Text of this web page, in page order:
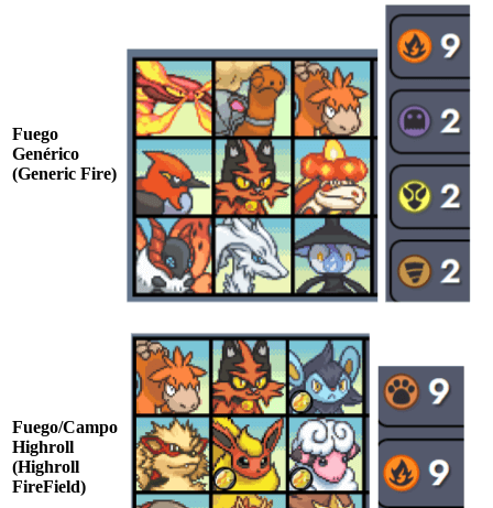
Fuego
Genérico
(Generic Fire)
Fuego/Campo
Highroll
(Highroll
FireField)